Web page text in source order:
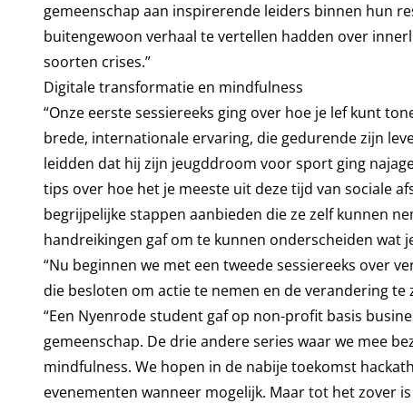
gemeenschap aan inspirerende leiders binnen hun
buitengewoon verhaal te vertellen hadden over
soorten crises.”
Digitale transformatie en mindfulness
“Onze eerste sessiereeks ging over hoe je lef kunt
brede, internationale ervaring, die gedurende zijn
leidden dat hij zijn jeugddroom voor sport ging
tips over hoe het je meeste uit deze tijd van sociale
begrijpelijke stappen aanbieden die ze zelf kunnen
handreikingen gaf om te kunnen onderscheiden wat
“Nu beginnen we met een tweede sessiereeks over
die besloten om actie te nemen en de verandering te
“Een Nyenrode student gaf op non-profit basis
gemeenschap. De drie andere series waar we mee
mindfulness. We hopen in de nabije toekomst
evenementen wanneer mogelijk. Maar tot het zover